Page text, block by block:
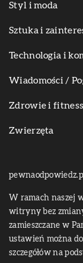
Styl i moda
Sztuka i
Technologia i
Wiadomości /
Zdrowie i fitness
Zwierzęta
W ramach naszej
witryny bez
zamieszczane w
ustawień można
szczegółów na